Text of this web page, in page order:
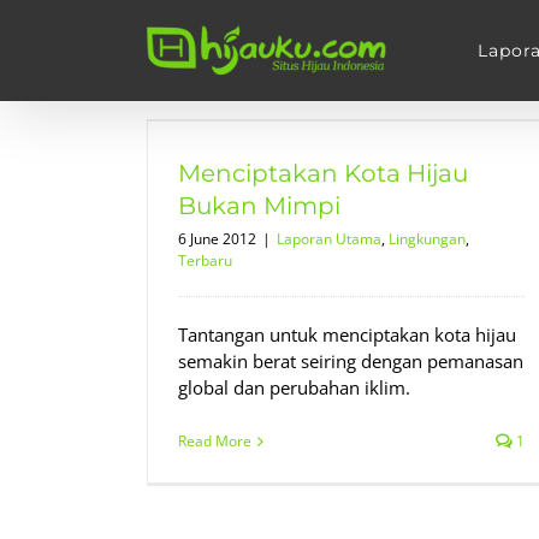
Menciptakan Kota Hijau
Bukan Mimpi
6 June 2012 | Laporan Utama, Lingkungan,
Terbaru
Tantangan untuk menciptakan kota hijau
semakin berat seiring dengan pemanasan
global dan perubahan iklim.
Read More 1